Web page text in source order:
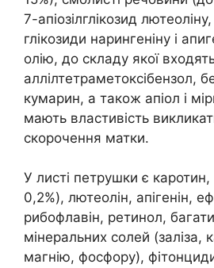
7-апіозілглікозид
глікозиди нарингеніну і
олію, до складу якої
аллілтетраметоксібензол,
кумарин, а також апіол і
мають властивість
скорочення матки.
У листі петрушки є каротин,
0,2%), лютеолін, апігенін,
рибофлавін, ретинол,
мінеральних солей (заліза,
магнію, фосфору),